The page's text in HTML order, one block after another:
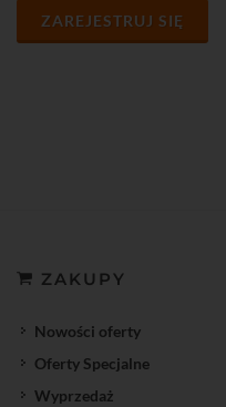
ZAREJESTRUJ SIĘ
ZAKUPY
Nowości oferty
Oferty Specjalne
Wyprzedaż